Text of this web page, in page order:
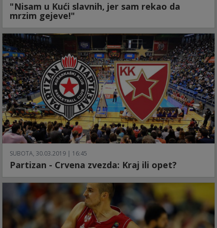
"Nisam u Kući slavnih, jer sam rekao da
mrzim gejeve!"
SUBOTA, 30.03.2019 | 16:45
Partizan - Crvena zvezda: Kraj ili opet?